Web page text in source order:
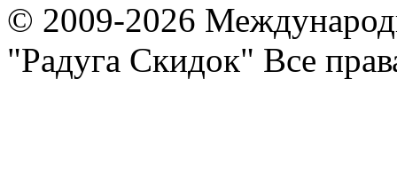
© 2009-2026
"Радуга Скидок" Все